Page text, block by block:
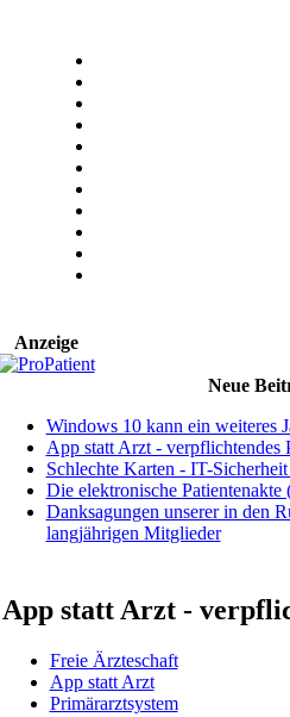
Anzeige
Neue
Windows 10 kann ein weiteres
App statt Arzt - verpflichtendes
Schlechte Karten - IT-
Die elektronische
Danksagungen unserer in den
langjährigen Mitglieder
App statt Arzt -
Freie Ärzteschaft
App statt Arzt
Primärarztsystem